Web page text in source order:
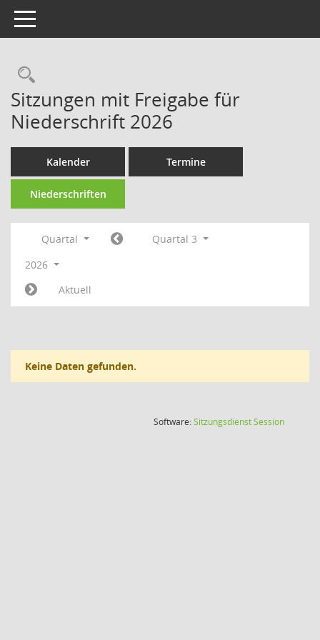
Toggle navigation
Rechercheauswahl
Sitzungen mit Freigabe für
Niederschrift 2026
Kalender Termine
Niederschriften
Quartal
Quartal 3
2026
Aktuell
Keine Daten gefunden.
Software:SitzungsdienstSession(Wird in